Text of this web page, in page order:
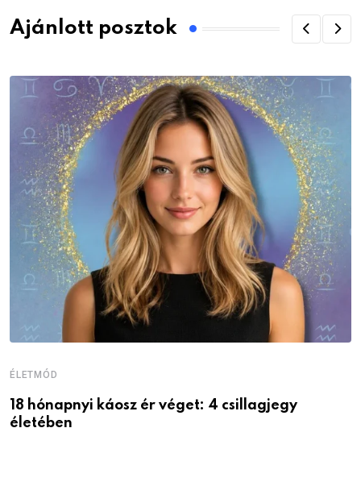
Ajánlott posztok
ÉLETMÓD
18 hónapnyi káosz ér véget: 4 csillagjegy
életében